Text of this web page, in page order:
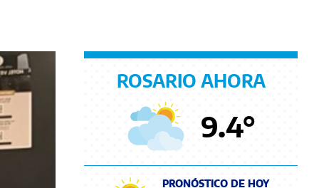
ROSARIO AHORA
9.4°
PRONÓSTICO DE HOY